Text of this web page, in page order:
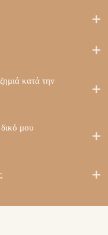
κατά την
μου